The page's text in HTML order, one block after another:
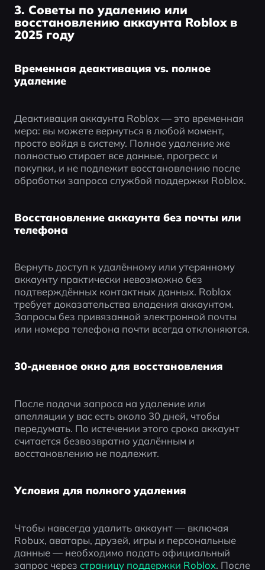
3. Советы по удалению или
восстановлению аккаунта Roblox в
2025 году
Временная деактивация vs. полное
удаление
Деактивация аккаунта Roblox — это временная
мера: вы можете вернуться в любой момент,
просто войдя в систему. Полное удаление же
полностью стирает все данные, прогресс и
покупки, и не подлежит восстановлению после
обработки запроса службой поддержки Roblox.
Восстановление аккаунта без почты или
телефона
Вернуть доступ к удалённому или утерянному
аккаунту практически невозможно без
подтверждённых контактных данных. Roblox
требует доказательства владения аккаунтом.
Запросы без привязанной электронной почты
или номера телефона почти всегда отклоняются.
30-дневное окно для восстановления
После подачи запроса на удаление или
апелляции у вас есть около 30 дней, чтобы
передумать. По истечении этого срока аккаунт
считается безвозвратно удалённым и
восстановлению не подлежит.
Условия для полного удаления
Чтобы навсегда удалить аккаунт — включая
Robux, аватары, друзей, игры и персональные
данные — необходимо подать официальный
запрос через страницу поддержки Roblox. После